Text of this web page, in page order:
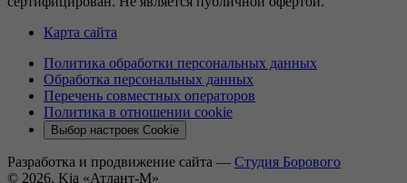
Карта сайта
Политика обработки персональных данных
Обработка персональных данных
Перечень совместных операторов
Политика в отношении cookie
Выбор настроек Cookie
Разработка и продвижение сайта — Студия Борового
© 2026, Kia «Атлант-М»